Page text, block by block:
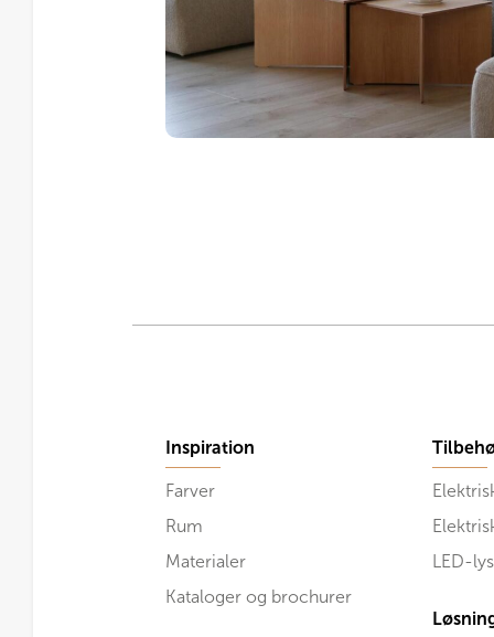
Inspiration
Farver
Rum
Materialer
Kataloger og brochurer
LED-lys